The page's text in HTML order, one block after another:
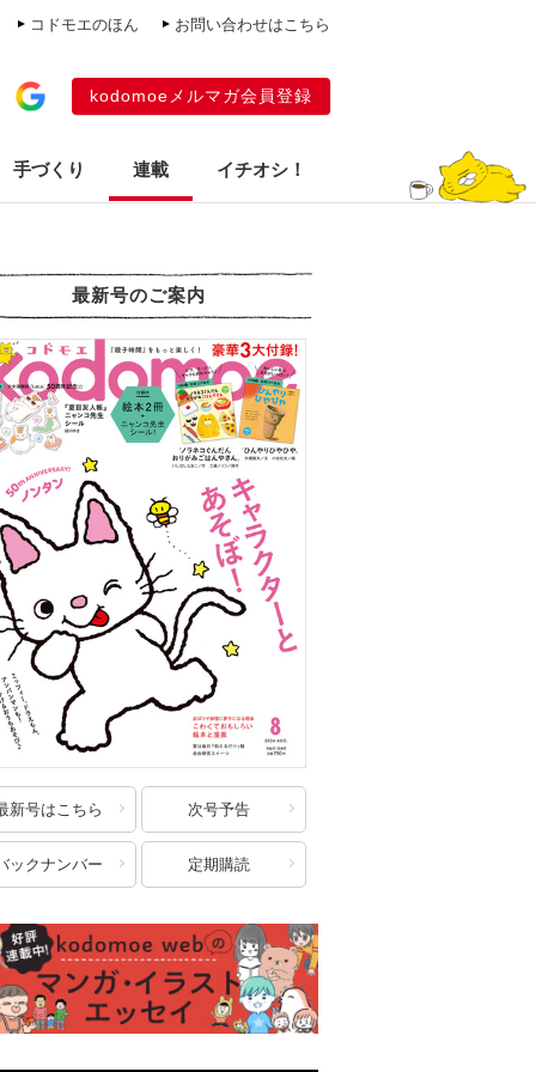
コドモエのほん お問い合わせはこちら
kodomoeメルマガ会員登録
手づくり 連載 イチオシ！
最新号のご案内
新号はこちら 次号予告
ックナンバー 定期購読